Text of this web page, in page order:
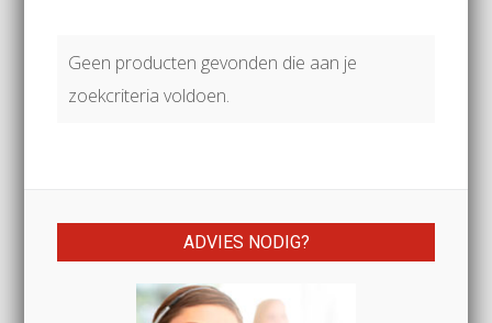
Geen producten gevonden die aan je
zoekcriteria voldoen.
ADVIES NODIG?